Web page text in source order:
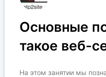
Основные
такое веб-
На этом занятии мы